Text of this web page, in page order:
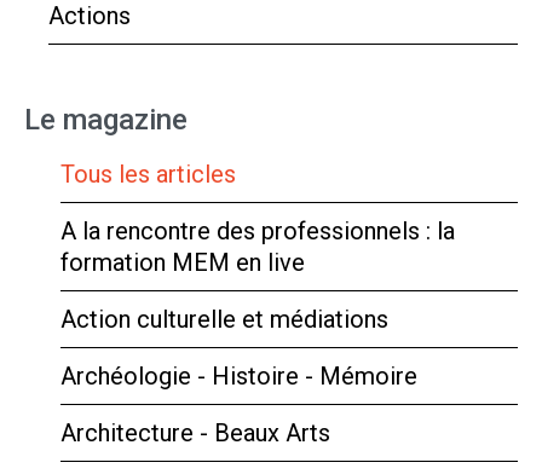
Actions
Le magazine
Tous les articles
A la rencontre des professionnels : la
formation MEM en live
Action culturelle et médiations
Archéologie - Histoire - Mémoire
Architecture - Beaux Arts